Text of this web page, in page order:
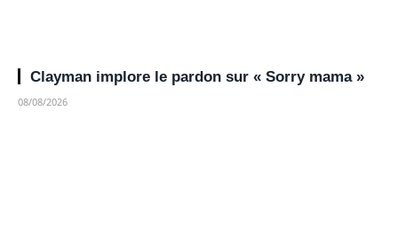
Clayman implore le pardon sur « Sorry mama »
08/08/2026